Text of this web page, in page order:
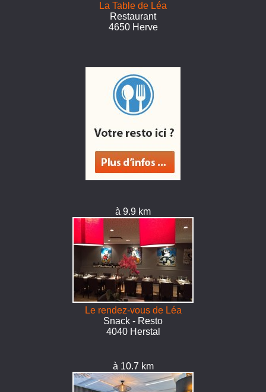
La Table de Léa
Restaurant
4650 Herve
à 9.9 km
Le rendez-vous de Léa
Snack - Resto
4040 Herstal
à 10.7 km